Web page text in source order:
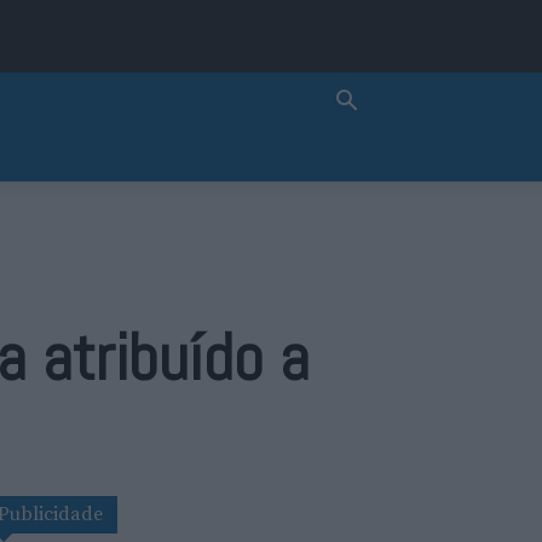
atribuído a
Publicidade